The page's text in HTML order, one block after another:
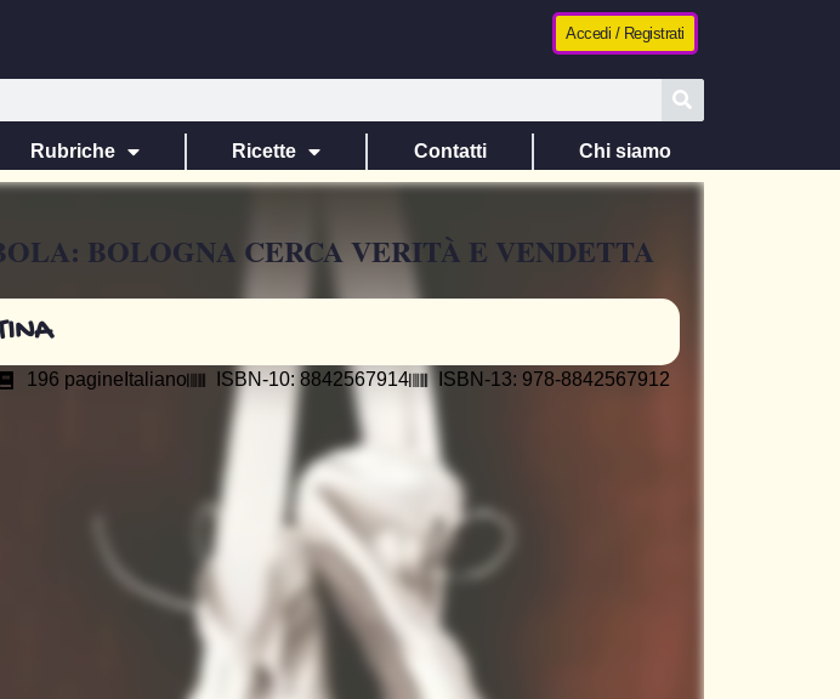
Accedi / Registrati
Rubriche Ricette Contatti Chi siamo
BOLOGNA CERCA VERITÀ E VENDETTA
196 pagine Italiano ISBN-10: 8842567914 ISBN-13: 978-8842567912